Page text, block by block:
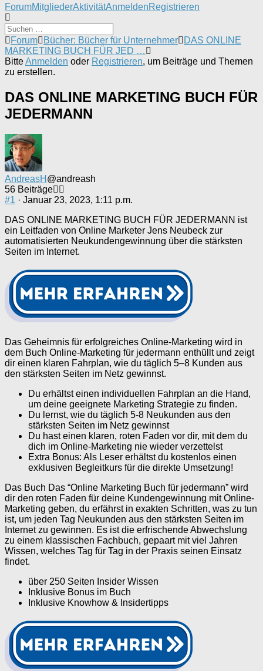
Forum-
Navigation
ForumMitgliederAktivitätAnmeldenRegistrieren
Forum-
Breadcrumbs
-
Du
hier:
Forum Bücher: Bücher für Unternehmer
DAS ONLINE
MARKETING BUCH FÜR JED …
BitteAnmelden oder Registrieren, um Beiträge und Themen
zu erstellen.
DAS ONLINE MARKETING BUCH FÜR
JEDERMANN
AndreasH @andreash
56 Beiträge
#1 · Januar 23, 2023, 1:11 p.m.
DAS ONLINE MARKETING BUCH FÜR JEDERMANN ist
ein Leitfaden von Online Marketer Jens Neubeck zur
automatisierten Neukundengewinnung über die stärksten
Seiten im Internet.
Das Geheimnis für erfolgreiches Online-Marketing wird in
dem Buch Online-Marketing für jedermann enthüllt und zeigt
dir einen klaren Fahrplan, wie du täglich 5–8 Kunden aus
den stärksten Seiten im Netz gewinnst.
Du erhältst einen individuellen Fahrplan an die Hand,
um deine geeignete Marketing Strategie zu finden.
Du lernst, wie du täglich 5-8 Neukunden aus den
stärksten Seiten im Netz gewinnst
Du hast einen klaren, roten Faden vor dir, mit dem du
dich im Online-Marketing nie wieder verzettelst
Extra Bonus: Als Leser erhältst du kostenlos einen
exklusiven Begleitkurs für die direkte Umsetzung!
Das Buch Das “Online Marketing Buch für jedermann” wird
dir den roten Faden für deine Kundengewinnung mit Online-
Marketing geben, du erfährst in exakten Schritten, was zu tun
ist, um jeden Tag Neukunden aus den stärksten Seiten im
Internet zu gewinnen. Es ist die erfrischende Abwechslung
zu einem klassischen Fachbuch, gepaart mit viel Jahren
Wissen, welches Tag für Tag in der Praxis seinen Einsatz
findet.
über 250 Seiten Insider Wissen
Inklusive Bonus im Buch
Inklusive Knowhow & Insidertipps